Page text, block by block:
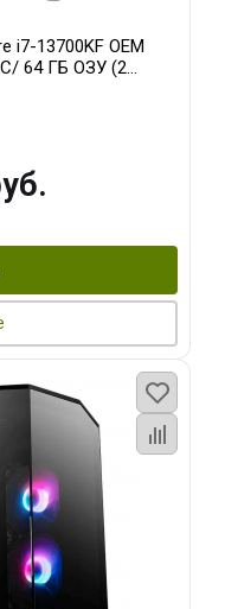
i7-13700KF OEM
64 ГБ ОЗУ (2
16GB GDDR7